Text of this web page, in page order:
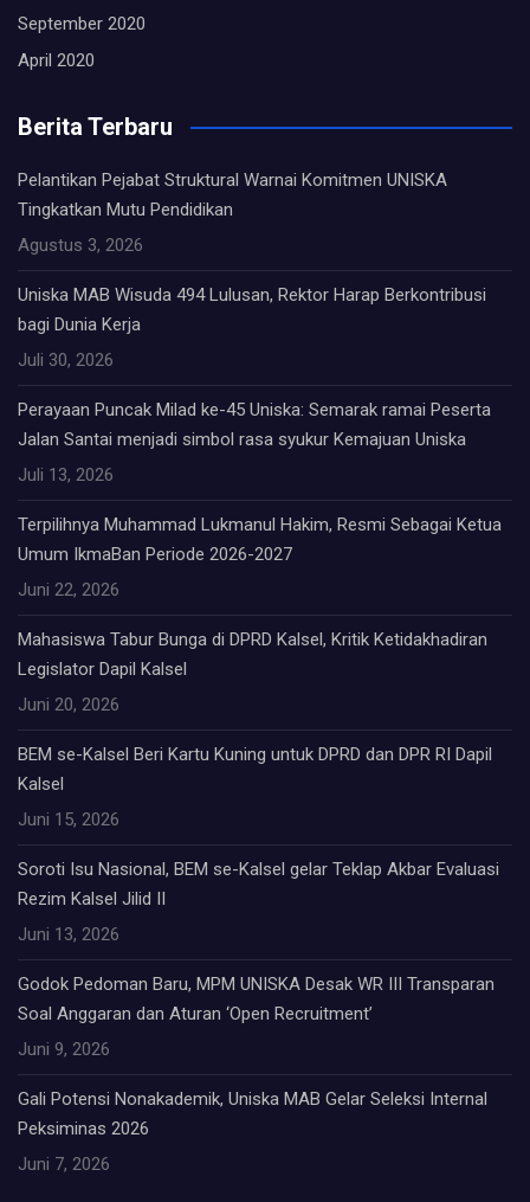
September 2020
April 2020
Berita Terbaru
Pelantikan Pejabat Struktural Warnai Komitmen UNISKA
Tingkatkan Mutu Pendidikan
Agustus 3, 2026
Uniska MAB Wisuda 494 Lulusan, Rektor Harap Berkontribusi
bagi Dunia Kerja
Juli 30, 2026
Perayaan Puncak Milad ke-45 Uniska: Semarak ramai Peserta
Jalan Santai menjadi simbol rasa syukur Kemajuan Uniska
Juli 13, 2026
Terpilihnya Muhammad Lukmanul Hakim, Resmi Sebagai Ketua
Umum IkmaBan Periode 2026-2027
Juni 22, 2026
Mahasiswa Tabur Bunga di DPRD Kalsel, Kritik Ketidakhadiran
Legislator Dapil Kalsel
Juni 20, 2026
BEM se-Kalsel Beri Kartu Kuning untuk DPRD dan DPR RI Dapil
Kalsel
Juni 15, 2026
Soroti Isu Nasional, BEM se-Kalsel gelar Teklap Akbar Evaluasi
Rezim Kalsel Jilid II
Juni 13, 2026
Godok Pedoman Baru, MPM UNISKA Desak WR III Transparan
Soal Anggaran dan Aturan ‘Open Recruitment’
Juni 9, 2026
Gali Potensi Nonakademik, Uniska MAB Gelar Seleksi Internal
Peksiminas 2026
Juni 7, 2026